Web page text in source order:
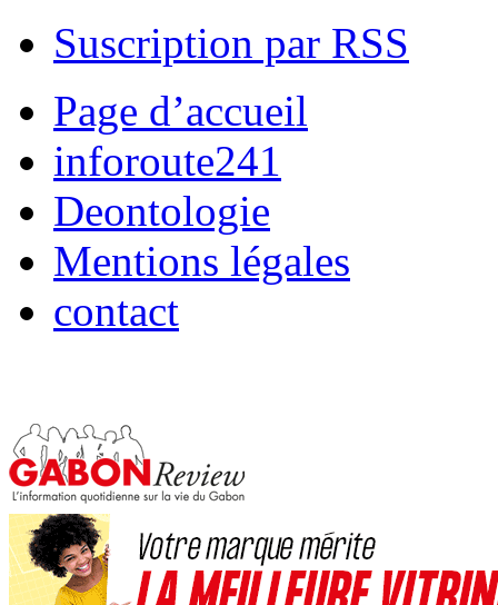
Suscription par RSS
Page d’accueil
inforoute241
Deontologie
Mentions légales
contact